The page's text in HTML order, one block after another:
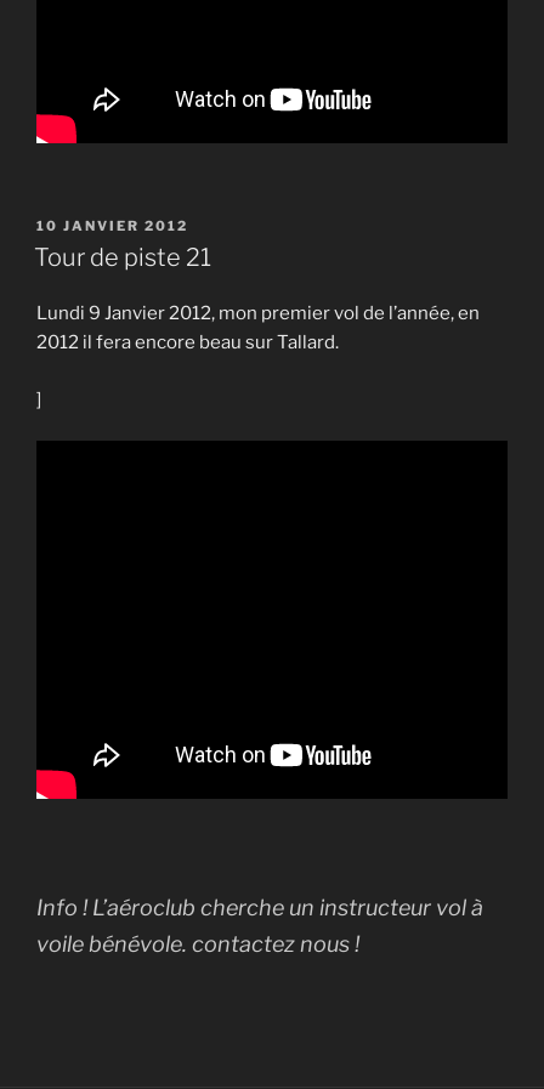
PUBLIÉ
LE
10 JANVIER 2012
Tour de piste 21
Lundi 9 Janvier 2012, mon premier vol de l’année, en
2012 il fera encore beau sur Tallard.
]
Info ! L’aéroclub cherche un instructeur vol à
voile bénévole. contactez nous !